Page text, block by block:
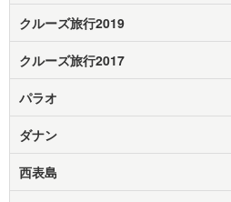
クルーズ旅行2019
クルーズ旅行2017
パラオ
ダナン
西表島